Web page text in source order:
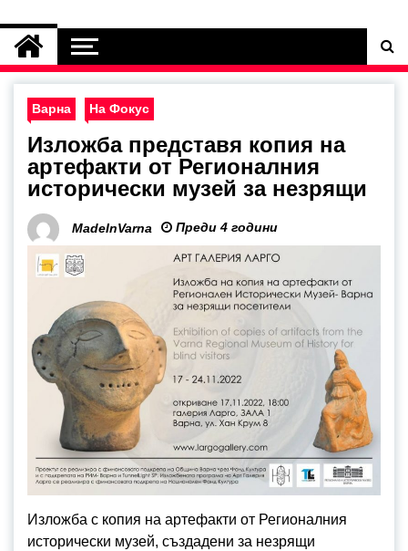
Варна На Фокус
Изложба представя копия на
артефакти от Регионалния
исторически музей за незрящи
MadeInVarna Преди 4 години
Изложба с копия на артефакти от Регионалния
исторически музей, създадени за незрящи